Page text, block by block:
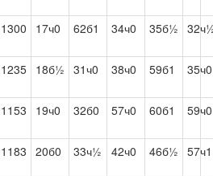
1300 17ч0 62б1 34ч0 35б½
1235 18б½ 31ч0 38ч0 59б1 35ч0
1153 19ч0 32б0 57ч0 60б1 59ч0
1183 20б0 33ч½ 42ч0 46б½ 57ч1